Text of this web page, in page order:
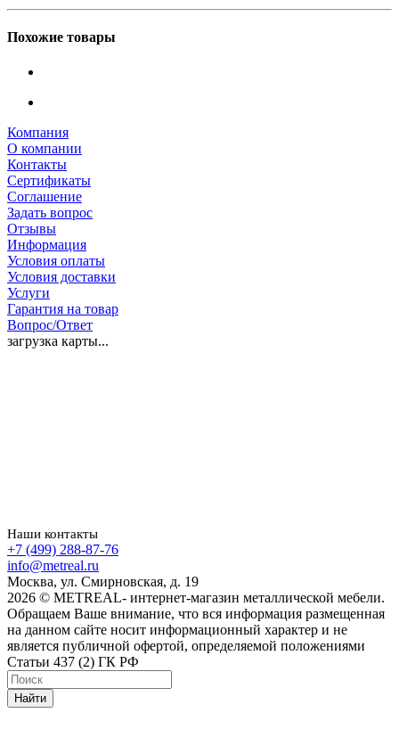
Похожие товары
Компания
О компании
Контакты
Сертификаты
Соглашение
Задать вопрос
Отзывы
Информация
Условия оплаты
Условия доставки
Услуги
Гарантия на товар
Вопрос/Ответ
загрузка карты...
Наши контакты
+7 (499) 288-87-76
info@metreal.ru
Москва, ул. Смирновская, д. 19
2026 © METREAL- интернет-магазин металлической мебели.
Обращаем Ваше внимание, что вся информация размещенная
на данном сайте носит информационный характер и не
является публичной офертой, определяемой положениями
Статьи 437 (2) ГК РФ
Найти